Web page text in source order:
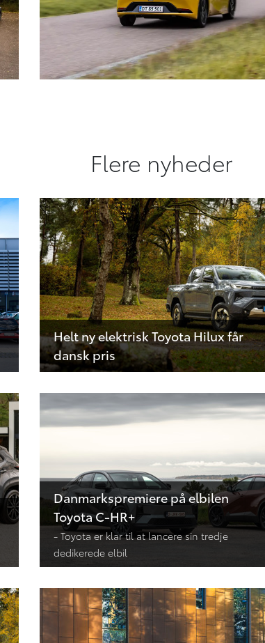
Flere nyheder
Helt ny elektrisk Toyota Hilux får
dansk pris
Danmarkspremiere på elbilen
Toyota C-HR+
- Toyota er klar til at lancere sin tredje
dedikerede elbil